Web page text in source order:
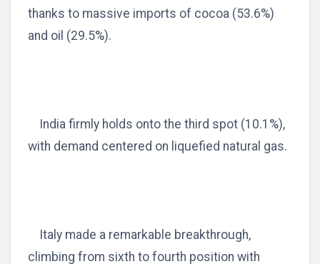
thanks to massive imports of cocoa (53.6%)
and oil (29.5%).
India firmly holds onto the third spot (10.1%),
with demand centered on liquefied natural gas.
Italy made a remarkable breakthrough,
climbing from sixth to fourth position with